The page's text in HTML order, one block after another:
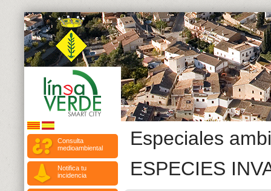
Consulta
medioambiental
Notifica tu
incidencia
Especiales
ESPECIES